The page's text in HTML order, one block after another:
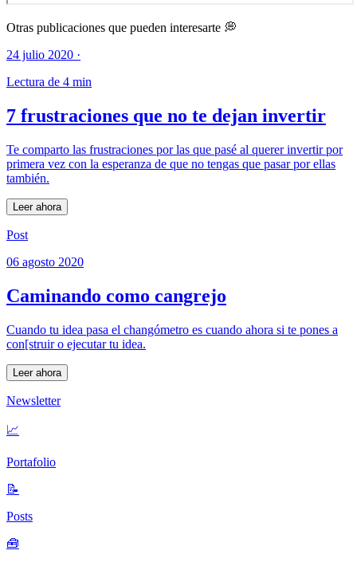
Otras publicaciones que pueden interesarte 💭
24 julio 2020 ·
Lectura de 4 min
7 frustraciones que no te dejan invertir
Te comparto las frustraciones por las que pasé al querer invertir por
primera vez con la esperanza de que no tengas que pasar por ellas
también.
Leer ahora
Post
06 agosto 2020
Caminando como cangrejo
Cuando tu idea pasa el changómetro es cuando ahora si te pones a
con[struir o ejecutar tu idea.
Leer ahora
Newsletter
📈
Portafolio
📝
Posts
🧰